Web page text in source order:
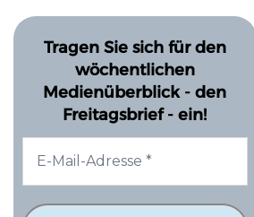
Tragen Sie sich für den
wöchentlichen
Medienüberblick - den
Freitagsbrief - ein!